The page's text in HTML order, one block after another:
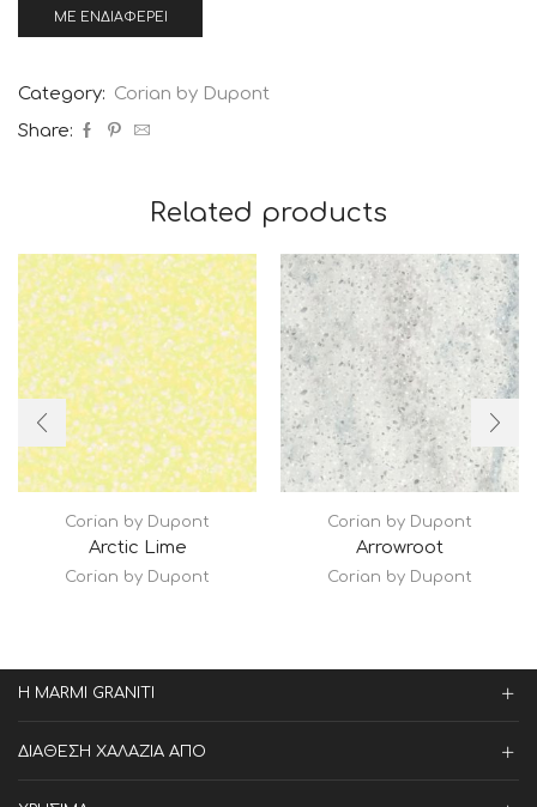
Category: Corian by Dupont
Share:
Related products
Corian by Dupont
Arctic Lime
Corian by Dupont
Corian by Dupont
Arrowroot
Corian by Dupont
Η MARMI GRANITI
ΔΙΑΘΕΣΗ ΧΑΛΑΖΙΑ ΑΠΟ